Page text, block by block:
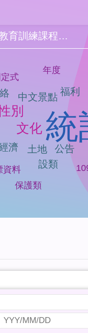
教育訓練課程簡報
統
文化
別
公告
中文景點
土地
濟
福利
設類
資料
定式
年度
保護類